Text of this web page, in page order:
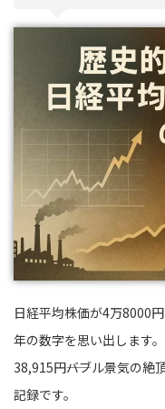
日経平均株価が4万8000
年の数字を思い出します。
38,915円――バブル景気の
記録です。